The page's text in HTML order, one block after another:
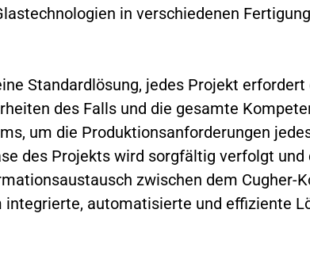
in verschiedenen
Standardlösung, jedes Projekt erfordert
des Falls und die gesamte
um die Produktionsanforderungen
des Projekts wird sorgfältig verfolgt
zwischen dem Cugher-
integrierte, automatisierte und effiziente